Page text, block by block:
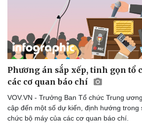
Phương án sắp xếp, tinh gọn tổ
các cơ quan báo chí
VOV.VN - Trưởng Ban Tổ chức Trung
cập đến một số dự kiến, định hướng trong
chức bộ máy của các cơ quan báo chí.